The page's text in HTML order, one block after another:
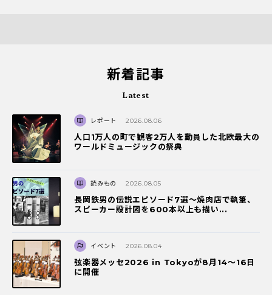
新着記事
Latest
レポート 2026.08.06
人口1万人の町で観客2万人を動員した北欧最大の
ワールドミュージックの祭典
読みもの 2026.08.05
長岡鉄男の伝説エピソード7選〜焼肉店で執筆、
スピーカー設計図を600本以上も描い...
イベント 2026.08.04
弦楽器メッセ2026 in Tokyoが8月14～16日
に開催